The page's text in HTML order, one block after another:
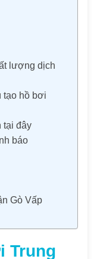
lượng dịch
tạo hồ bơi
tại đây
báo
Gò Vấp
Trung